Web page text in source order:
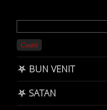
Primary
Sidebar
Caută
⛧ BUN VENIT
⛧ SATAN